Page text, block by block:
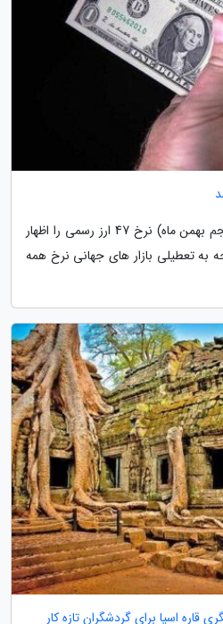
بانک مرکزی امروز (یکشنبه، پنجم بهمن ماه) نرخ 47 ارز رسمی را اظهار
به تعطیلی بازار های جهانی نرخ همه
قاره اسیا برای گردشگران تازه کار